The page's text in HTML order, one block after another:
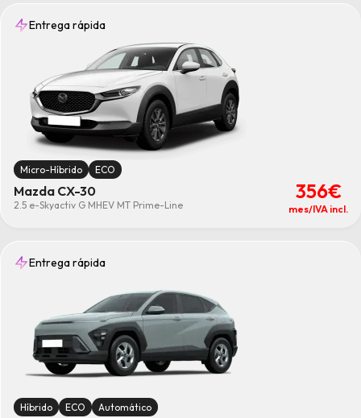
Entrega rápida
Micro-Híbrido ECO
Mazda CX-30
2.5 e-Skyactiv G MHEV MT Prime-Line
356€
mes/IVA incl.
Entrega rápida
Híbrido ECO Automático